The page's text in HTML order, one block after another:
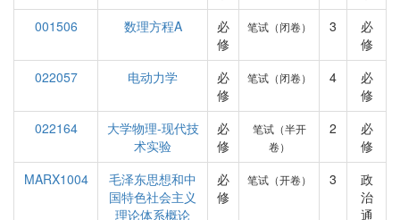
001506
数理方程A
必
修
笔试（闭卷） 3
必
修
022057
电动力学
必
修
笔试（闭卷） 4
必
修
022164
大学物理-现代技
术实验
必
修
笔试（半开
卷）
2
必
修
MARX1004
毛泽东思想和中
国特色社会主义
理论体系概论
必
修
笔试（开卷） 3
政
治
通